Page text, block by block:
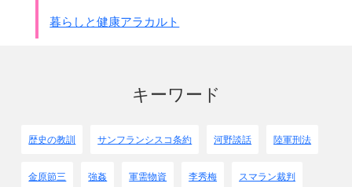
とても危険だと思います。
暮らしと健康アラカルト
キーワード
歴史の教訓 サンフランシスコ条約 河野談話 陸軍刑法
金原節三 強姦 軍需物資 李秀梅 スマラン裁判